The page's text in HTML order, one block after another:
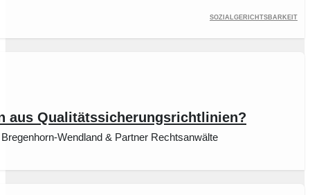
Sozialgerichtsbarkeit
aus Qualitätssicherungsrichtlinien?
Wendland & Partner Rechtsanwälte